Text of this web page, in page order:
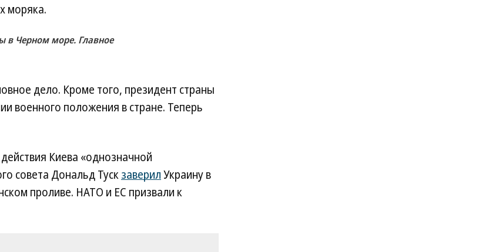
моряка.
в Черном море. Главное
дело. Кроме того, президент страны
военного положения в стране. Теперь
действия Киева «однозначной
совета Дональд ТускзаверилУкраину в
проливе. НАТО и ЕС призвали к